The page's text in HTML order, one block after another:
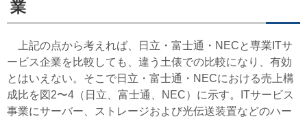
業
上記の点から考えれば、日立・富士通・NECと専業ITサ
ービス企業を比較しても、違う土俵での比較になり、有効
とはいえない。そこで日立・富士通・NECにおける売上構
成比を図2〜4（日立、富士通、NEC）に示す。ITサービス
事業にサーバー、ストレージおよび光伝送装置などのハー